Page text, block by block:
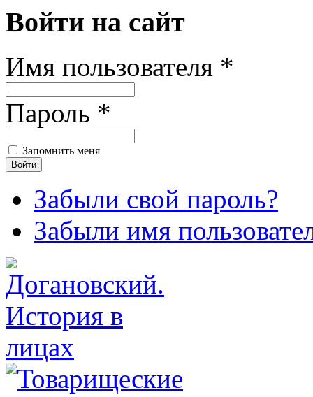
Войти на сайт
Имя пользователя *
Пароль *
Запомнить меня
Забыли свой пароль?
Забыли имя